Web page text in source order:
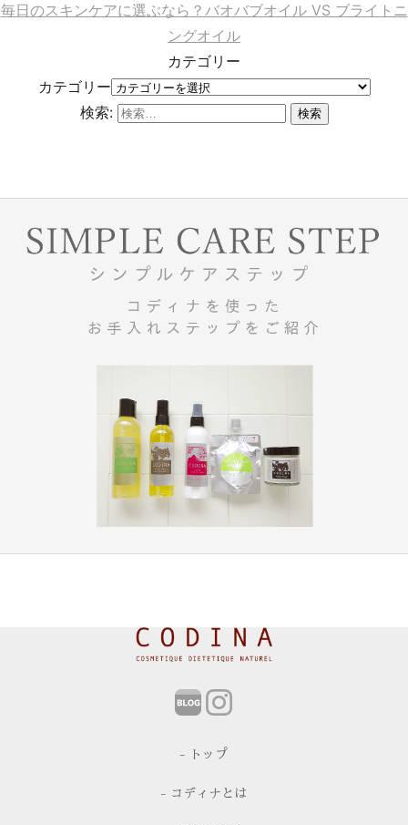
毎日のスキンケアに選ぶなら？バオバブオイル VS ブライトニ
ングオイル
カテゴリー
カテゴリー
検索:
- トップ
- コディナとは